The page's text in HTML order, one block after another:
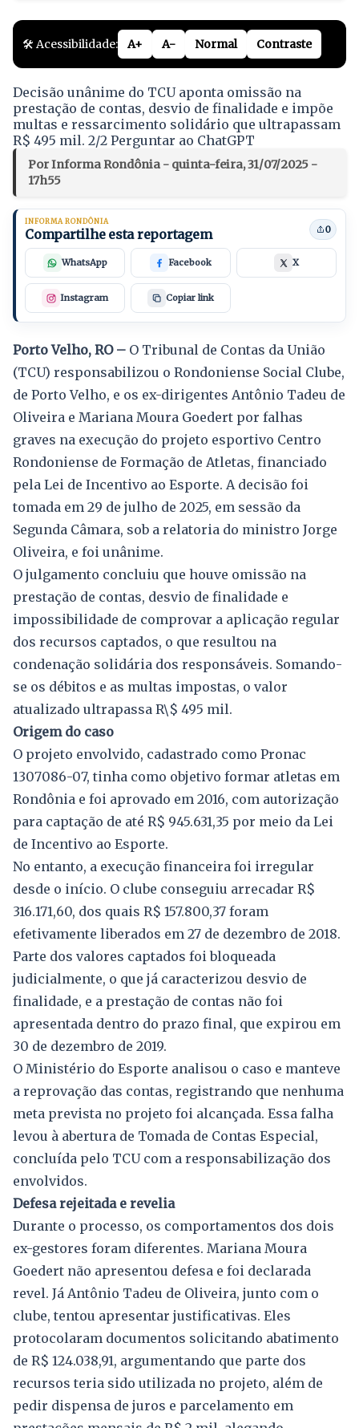
🛠️ Acessibilidade: A+ A- Normal Contraste
Decisão unânime do TCU aponta omissão na
prestação de contas, desvio de finalidade e impõe
multas e ressarcimento solidário que ultrapassam
R$ 495 mil. 2/2 Perguntar ao ChatGPT
Por Informa Rondônia - quinta-feira, 31/07/2025 -
17h55
INFORMA RONDÔNIA
Compartilhe esta reportagem 0
WhatsApp Facebook X
Instagram Copiar link
Porto Velho, RO – O Tribunal de Contas da União
(TCU) responsabilizou o Rondoniense Social Clube,
de Porto Velho, e os ex-dirigentes Antônio Tadeu de
Oliveira e Mariana Moura Goedert por falhas
graves na execução do projeto esportivo Centro
Rondoniense de Formação de Atletas, financiado
pela Lei de Incentivo ao Esporte. A decisão foi
tomada em 29 de julho de 2025, em sessão da
Segunda Câmara, sob a relatoria do ministro Jorge
Oliveira, e foi unânime.
O julgamento concluiu que houve omissão na
prestação de contas, desvio de finalidade e
impossibilidade de comprovar a aplicação regular
dos recursos captados, o que resultou na
condenação solidária dos responsáveis. Somando-
se os débitos e as multas impostas, o valor
atualizado ultrapassa R\$ 495 mil.
Origem do caso
O projeto envolvido, cadastrado como Pronac
1307086-07, tinha como objetivo formar atletas em
Rondônia e foi aprovado em 2016, com autorização
para captação de até R$ 945.631,35 por meio da Lei
de Incentivo ao Esporte.
No entanto, a execução financeira foi irregular
desde o início. O clube conseguiu arrecadar R$
316.171,60, dos quais R$ 157.800,37 foram
efetivamente liberados em 27 de dezembro de 2018.
Parte dos valores captados foi bloqueada
judicialmente, o que já caracterizou desvio de
finalidade, e a prestação de contas não foi
apresentada dentro do prazo final, que expirou em
30 de dezembro de 2019.
O Ministério do Esporte analisou o caso e manteve
a reprovação das contas, registrando que nenhuma
meta prevista no projeto foi alcançada. Essa falha
levou à abertura de Tomada de Contas Especial,
concluída pelo TCU com a responsabilização dos
envolvidos.
Defesa rejeitada e revelia
Durante o processo, os comportamentos dos dois
ex-gestores foram diferentes. Mariana Moura
Goedert não apresentou defesa e foi declarada
revel. Já Antônio Tadeu de Oliveira, junto com o
clube, tentou apresentar justificativas. Eles
protocolaram documentos solicitando abatimento
de R$ 124.038,91, argumentando que parte dos
recursos teria sido utilizada no projeto, além de
pedir dispensa de juros e parcelamento em